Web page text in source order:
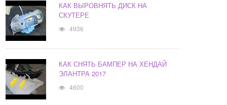
КАК ВЫРОВНЯТЬ ДИСК НА
СКУТЕРЕ
4936
КАК СНЯТЬ БАМПЕР НА ХЕНДАЙ
ЭЛАНТРА 2017
4600